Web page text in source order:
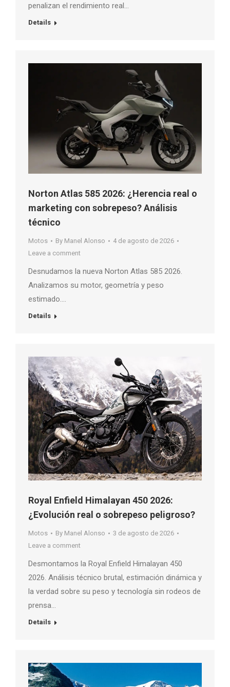
penalizan el rendimiento real…
Details
Norton Atlas 585 2026: ¿Herencia real o
marketing con sobrepeso? Análisis
técnico
Motos By Manel Alonso
4 de agosto de 2026
Leave a comment
Desnudamos la nueva Norton Atlas 585 2026.
Analizamos su motor, geometría y peso
estimado….
Details
Royal Enfield Himalayan 450 2026:
¿Evolución real o sobrepeso peligroso?
Motos By Manel Alonso
3 de agosto de 2026
Leave a comment
Desmontamos la Royal Enfield Himalayan 450
2026. Análisis técnico brutal, estimación dinámica y
la verdad sobre su peso y tecnología sin rodeos de
prensa…
Details